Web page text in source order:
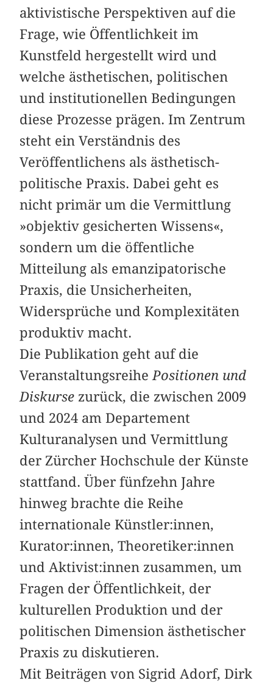
aktivistische Perspektiven auf die
Frage, wie Öffentlichkeit im
Kunstfeld hergestellt wird und
welche ästhetischen, politischen
und institutionellen Bedingungen
diese Prozesse prägen. Im Zentrum
steht ein Verständnis des
Veröffentlichens als ästhetisch-
politische Praxis. Dabei geht es
nicht primär um die Vermittlung
»objektiv gesicherten Wissens«,
sondern um die öffentliche
Mitteilung als emanzipatorische
Praxis, die Unsicherheiten,
Widersprüche und Komplexitäten
produktiv macht.
Die Publikation geht auf die
Veranstaltungsreihe Positionen und
Diskurse zurück, die zwischen 2009
und 2024 am Departement
Kulturanalysen und Vermittlung
der Zürcher Hochschule der Künste
stattfand. Über fünfzehn Jahre
hinweg brachte die Reihe
internationale Künstler:innen,
Kurator:innen, Theoretiker:innen
und Aktivist:innen zusammen, um
Fragen der Öffentlichkeit, der
kulturellen Produktion und der
politischen Dimension ästhetischer
Praxis zu diskutieren.
Mit Beiträgen von Sigrid Adorf, Dirk